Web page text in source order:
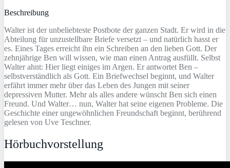
Beschreibung
Walter ist der unbeliebteste Postbote der ganzen Stadt. Er wird in die
Abteilung für unzustellbare Briefe versetzt – und natürlich hasst er
es. Eines Tages erreicht ihn ein Schreiben an den lieben Gott. Der
zehnjährige Ben will wissen, wie man einen Antrag ausfüllt. Selbst
Walter ahnt: Hier liegt einiges im Argen. Er antwortet Ben –
selbstverständlich als Gott. Ein Briefwechsel beginnt, und Walter
erfährt immer mehr über das Leben des Jungen mit seiner
depressiven Mutter. Mehr als alles andere wünscht Ben sich einen
Freund. Und Walter… nun, Walter hat seine eigenen Probleme. Die
Geschichte einer ungewöhnlichen Freundschaft beginnt, berührend
gelesen von Uve Teschner.
Hörbuchvorstellung